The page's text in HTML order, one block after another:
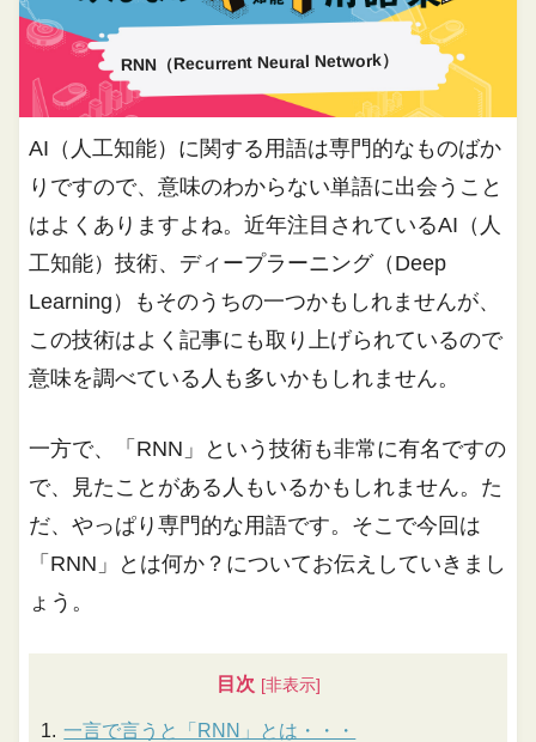
RNN（Recurrent Neural Network）
AI（人工知能）に関する用語は専門的なものばか
りですので、意味のわからない単語に出会うこと
はよくありますよね。近年注目されているAI（人
工知能）技術、ディープラーニング（Deep
Learning）もそのうちの一つかもしれませんが、
この技術はよく記事にも取り上げられているので
意味を調べている人も多いかもしれません。
一方で、「RNN」という技術も非常に有名ですの
で、見たことがある人もいるかもしれません。た
だ、やっぱり専門的な用語です。そこで今回は
「RNN」とは何か？についてお伝えしていきまし
ょう。
目次
一言で言うと「RNN」とは・・・